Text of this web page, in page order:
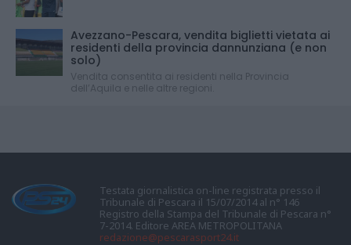
Avezzano-Pescara, vendita biglietti vietata ai
residenti della provincia dannunziana (e non
solo)
Vendita consentita ai residenti nella Provincia
dell’Aquila e nelle altre regioni.
Testata giornalistica on-line registrata presso il
Tribunale di Pescara il 15/07/2014 al n° 146
Registro della Stampa del Tribunale di Pescara n°
7-2014. Editore AREA METROPOLITANA
redazione@pescarasport24.it